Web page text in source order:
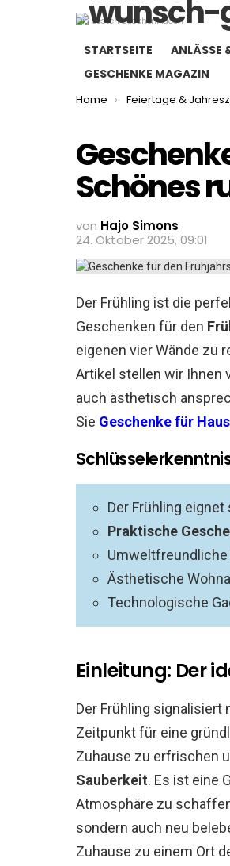
Die besten Geschenkideen
STARTSEITE ANLÄSSE
GESCHENKE MAGAZIN
You are here:
Home Feiertage &
Schönes
von Hajo Simons
24. Oktober 2025, 09:01
Der Frühling ist die
Geschenken für den
eigenen vier Wände zu
Artikel stellen wir Ihnen
auch ästhetisch
Sie Geschenke für Haus
Der Frühling
Praktische
Ästhetische
Technologische
Einleitung: Der
Der Frühling signalisiert
Zeitpunkt für eine
Zuhause zu erfrischen
Sauberkeit. Es ist eine
Atmosphäre zu
sondern auch neu
Zuhause zu einem Ort